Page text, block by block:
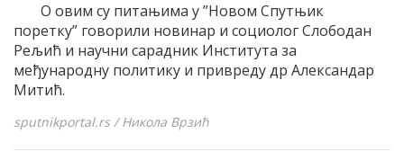
О овим су питањима у ”Новом Спутњик
поретку” говорили новинар и социолог Слободан
Рељић и научни сарадник Института за
међународну политику и привреду др Александар
Митић.
sputnikportal.rs / Никола Врзић